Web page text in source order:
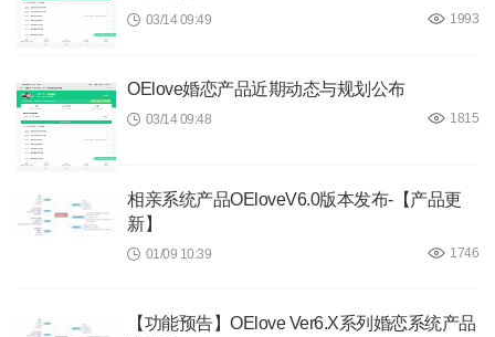
03/14 09:49 1993
OElove婚恋产品近期动态与规划公布
03/14 09:48 1815
相亲系统产品OEloveV6.0版本发布-【产品更
新】
01/09 10:39 1746
【功能预告】OElove Ver6.X系列婚恋系统产品